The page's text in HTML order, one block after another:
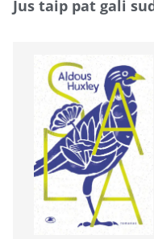
Jus taip pat gali